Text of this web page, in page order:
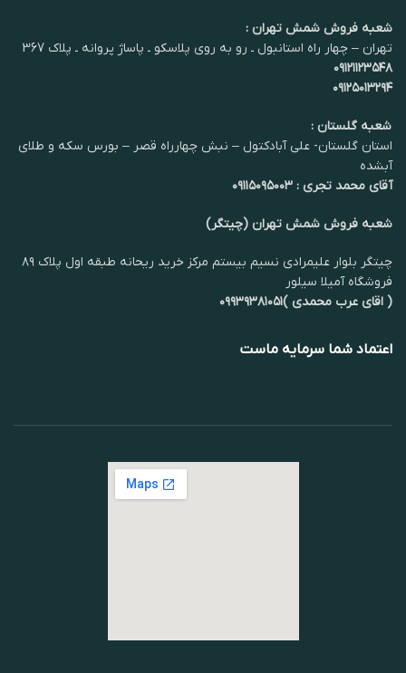
شعبه فروش شمش تهران :
تهران – چهار راه استانبول ـ رو به روی پلاسکو ـ پاساژ پروانه ـ پلاک 367
۰۹۱۲۱۱۲۳۵۴۸
۰۹۱۲۵۰۱۳۲۹۴
شعبه گلستان :
استان گلستان- علی آبادکتول – نبش چهارراه قصر – بورس سکه و طلای
آبشده
آقای محمد تجری : ۰۹۱۱۵۰۹۵۰۰۳
شعبه فروش شمش تهران (چیتگر)
چیتگر بلوار علیمرادی نسیم بیستم مرکز خرید ریحانه طبقه اول پلاک ۸۹
فروشگاه آمیلا سیلور
( اقای عرب محمدی )۰۹۹۳۹۳۸۱۰۵۱
اعتماد شما سرمایه ماست